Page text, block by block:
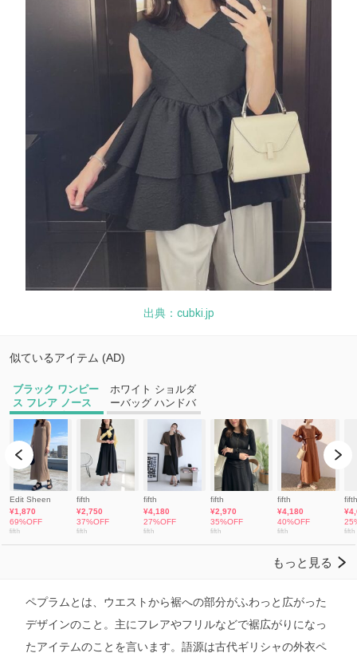
出典：cubki.jp
ペプラムとは、ウエストから裾への部分がふわっと広がった
デザインのこと。主にフレアやフリルなどで裾広がりになっ
たアイテムのことを言います。語源は古代ギリシャの外衣ペ